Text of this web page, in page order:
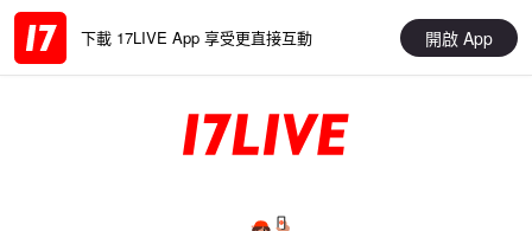
下載 17LIVE App 享受更直接互動 開啟 App